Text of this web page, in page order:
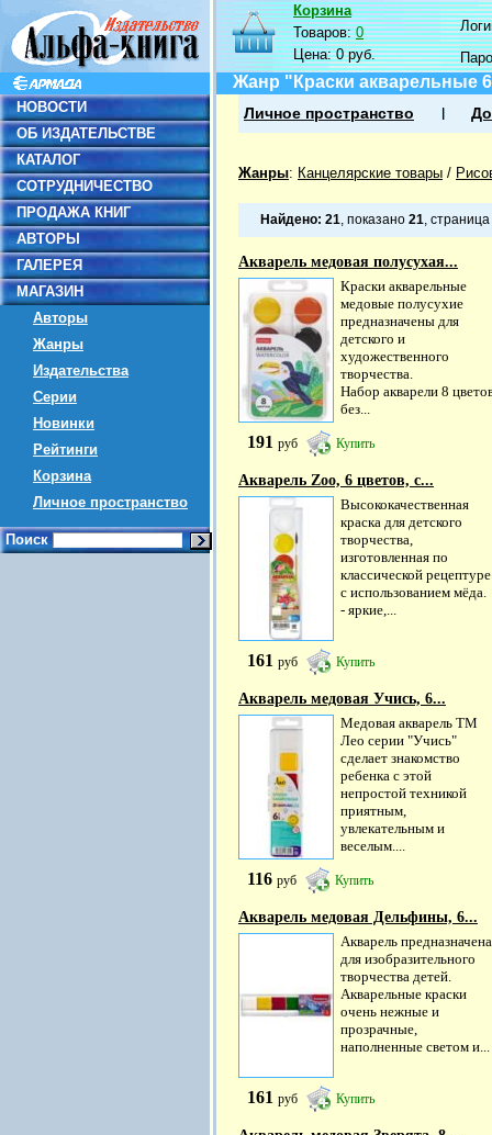
НОВОСТИ
ОБ ИЗДАТЕЛЬСТВЕ
КАТАЛОГ
СОТРУДНИЧЕСТВО
ПРОДАЖА КНИГ
АВТОРЫ
ГАЛЕРЕЯ
МАГАЗИН
Авторы
Жанры
Издательства
Серии
Новинки
Рейтинги
Корзина
Личное пространство
Поиск
Корзина
Товаров:0
Цена:0 руб.
Жанр "Краски акварельные
Личное пространство
Жанры: Канцелярские товары /
Найдено: 21, показано 21, страница
Акварель медовая полусухая...
Краски акварельные
медовые полусухие
предназначены для
детского и
художественного
творчества.
Набор акварели 8
без...
191 руб Купить
Акварель Zoo, 6 цветов, с...
Высококачественная
краска для детского
творчества,
изготовленная по
классической рецептуре
с использованием мёда.
- яркие,...
161 руб Купить
Акварель медовая Учись, 6...
Медовая акварель ТМ
Лео серии "Учись"
сделает знакомство
ребенка с этой
непростой техникой
приятным,
увлекательным и
веселым....
116 руб Купить
Акварель медовая Дельфины, 6...
Акварель предназначена
для изобразительного
творчества детей.
Акварельные краски
очень нежные и
прозрачные,
наполненные светом и...
161 руб Купить